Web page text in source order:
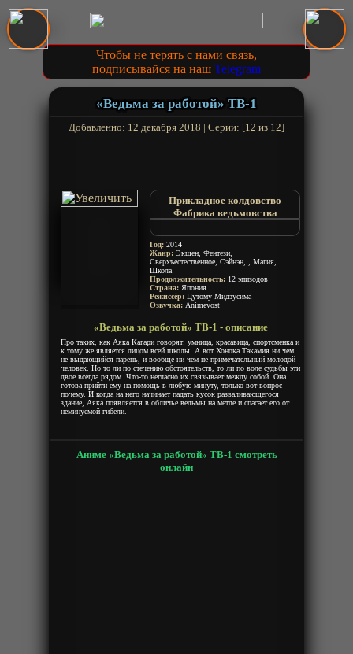
Чтобы не терять с нами связь,
подписывайся на наш Telegram
«Ведьма за работой» ТВ-1
Добавленно: 12 декабря 2018 | Серии: [12 из 12]
Прикладное колдовство
Фабрика ведьмовства
Ведьмина работа
Ведьмовство
Ведьмина магия в деле
Год: 2014
Жанр: Экшен, Фентези,
Сверхъестественное, Сэйнэн, , Магия,
Школа
Продолжительность: 12 эпизодов
Страна: Япония
Режиссёр: Цутому Мидзусима
Озвучка: Animevost
«Ведьма за работой» ТВ-1 - описание
Про таких, как Аяка Кагари говорят: умница, красавица, спортсменка и
к тому же является лицом всей школы. А вот Хонока Такамия ни чем
не выдающийся парень, и вообще ни чем не примечательный молодой
человек. Но то ли по стечению обстоятельств, то ли по воле судьбы эти
двое всегда рядом. Что-то негласно их связывает между собой. Она
готова прийти ему на помощь в любую минуту, только вот вопрос
почему. И когда на него начинает падать кусок разваливающегося
здание, Аяка появляется в обличье ведьмы на метле и спасает его от
неминуемой гибели.
Аниме «Ведьма за работой» ТВ-1 смотреть
онлайн